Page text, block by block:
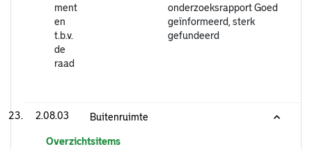
ment
en
t.b.v.
de
raad
onderzoeksrapport Goed
geïnformeerd, sterk
gefundeerd
2.08.03 Buitenruimte
Overzichtsitems